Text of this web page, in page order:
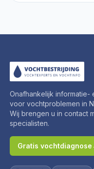
Onafhankelijk informatie-
voor vochtproblemen in
Wij brengen u in contact
specialisten.
Gratis vochtdiagnose